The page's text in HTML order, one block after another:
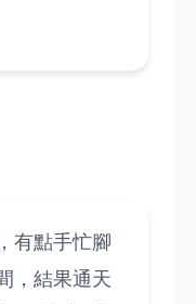
有點手忙腳
，結果通天